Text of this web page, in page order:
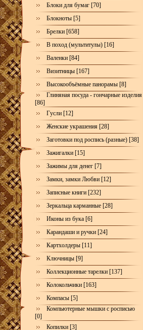
Блоки для бумаг [70]
Блокноты [5]
Брелки [658]
В поход (мультитулы) [16]
Валенки [84]
Визитницы [167]
Высокообъёмные панорамы [8]
Глиняная посуда - гончарные изделия
[86]
Гусли [12]
Женские украшения [28]
Заготовки под роспись (разные) [38]
Зажигалки [15]
Зажимы для денег [7]
Замки, замки Любви [12]
Записные книги [232]
Зеркальца карманные [28]
Иконы из бука [6]
Карандаши и ручки [24]
Картхолдеры [11]
Ключницы [9]
Коллекционные тарелки [137]
Колокольчики [163]
Компасы [5]
Компьютерные мышки с росписью
[0]
Копилки [3]